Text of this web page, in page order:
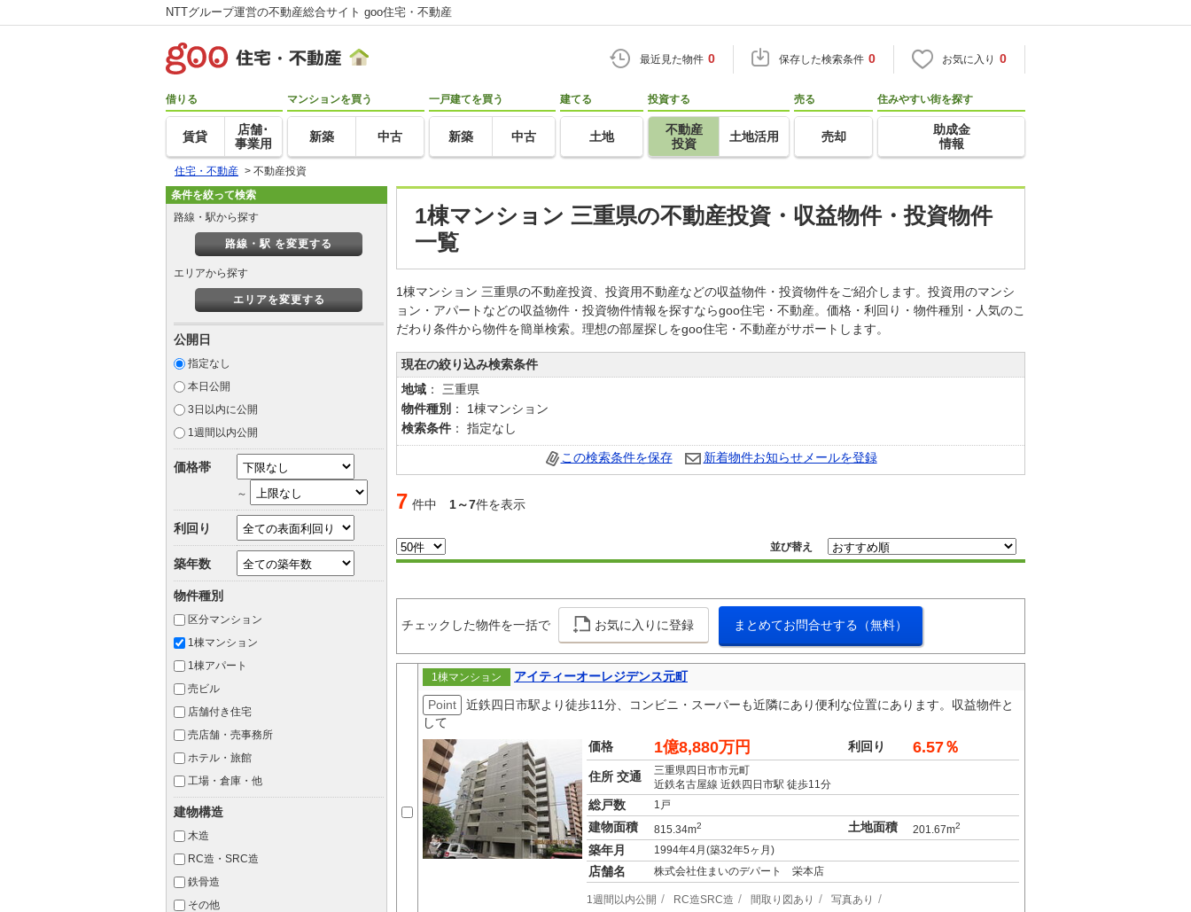
NTTグループ運営の不動産総合サイト goo住宅・不動産
最近見た物件 0 保存した検索条件 0 お気に入り 0
借りる
賃貸
店舗･
事業用
マンションを買う
新築 中古
一戸建てを買う
新築 中古
建てる
土地
投資する
不動産
投資
土地活用
売る
売却
住みやすい街を探す
助成金
情報
住宅・不動産 > 不動産投資
1棟マンション 三重県の不動産投資・収益物件・投資物件
一覧
1棟マンション 三重県の不動産投資、投資用不動産などの収益物件・投資物件をご紹介します。投資用のマンシ
ョン・アパートなどの収益物件・投資物件情報を探すならgoo住宅・不動産。価格・利回り・物件種別・人気のこ
だわり条件から物件を簡単検索。理想の部屋探しをgoo住宅・不動産がサポートします。
現在の絞り込み検索条件
地域 ： 三重県
物件種別 ： 1棟マンション
検索条件 ： 指定なし
この検索条件を保存 新着物件お知らせメールを登録
7 件中 1～7件を表示
並び替え
チェックした物件を一括で お気に入りに登録 まとめてお問合せする（無料）
1棟マンション
アイティーオーレジデンス元町
Point
近鉄四日市駅より徒歩11分、コンビニ・スーパーも近隣にあり便利な位置にあります。収益物件と
して
価格
1億8,880万円 利回り 6.57％
住所 交通
三重県四日市市元町
近鉄名古屋線 近鉄四日市駅 徒歩11分
総戸数 1戸
建物面積 815.34m2 土地面積 201.67m2
築年月 1994年4月(築32年5ヶ月)
店舗名 株式会社住まいのデパート 栄本店
1週間以内公開 RC造SRC造 間取り図あり 写真あり
条件を絞って検索
路線・駅から探す
路線・駅 を変更する
エリアから探す
エリアを変更する
公開日
指定なし
本日公開
3日以内に公開
1週間以内公開
価格帯
～
利回り
築年数
物件種別
区分マンション
1棟マンション
1棟アパート
売ビル
店舗付き住宅
売店舗・売事務所
ホテル・旅館
工場・倉庫・他
建物構造
木造
RC造・SRC造
鉄骨造
その他